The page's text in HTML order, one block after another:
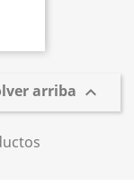
arriba 